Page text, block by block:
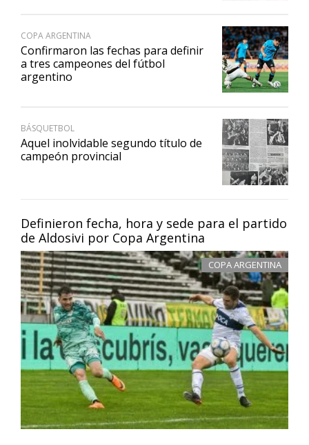
Definieron fecha, hora y sede para el partido
de Aldosivi por Copa Argentina
COPA ARGENTINA
COPA ARGENTINA
Confirmaron las fechas para definir
a tres campeones del fútbol
argentino
BÁSQUETBOL
Aquel inolvidable segundo título de
campeón provincial